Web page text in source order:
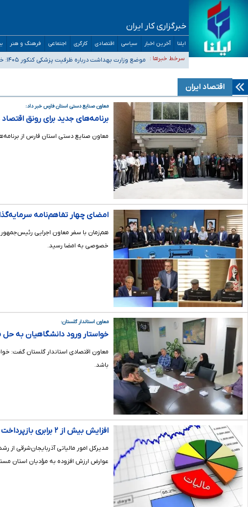
خبرگزاری کار ایران
ایلنا آخرین اخبار سیاسی اقتصادی کارگری اجتماعی فرهنگ و هنر
سرخط خبرها :
۴۰ تا ۵۰ روز گرمای نسبی در پیش داریم/ دمای تهران به ۳۸ درجه می‌رسد
موضع وزارت بهداشت درباره ظرفیت پزشکی کنکور ۱۴۰۵: خواستار اصلاح ظرفیت‌ها هستیم، اما هنوز پاسخ مشخصی نگرفته‌ایم
آخرین وضعیت شیوع عفونت‌های تنفسی در کشور/ خوزستان و کرمان
اقتصاد ایران
معاون صنایع دستی استان فارس خبر داد:
برنامه‌های جدید برای رونق
معاون صنایع دستی استان فارس از
امضای چهار تفاهم‌نامه
هم‌زمان با سفر معاون اجرایی
خصوصی به امضا رسید.
معاون استاندار گلستان:
خواستار ورود دانشگاهیان به
معاون اقتصادی استاندار گلستان گفت:
باشد.
افزایش بیش از ۲ برابری بازپرداخت مالیات به فعالان اقتصادی آذربایجان شرقی
عوارض ارزش افزوده به مؤدیان استان